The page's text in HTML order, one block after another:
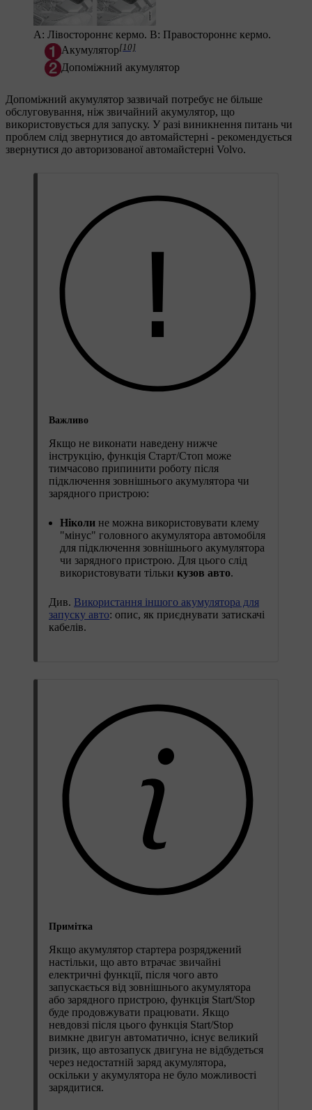
А: Лівостороннє кермо. В: Правостороннє кермо.
Акумулятор[10]
Допоміжний акумулятор
Допоміжний акумулятор зазвичай потребує не більше
обслуговування, ніж звичайний акумулятор, що
використовується для запуску. У разі виникнення питань чи
проблем слід звернутися до автомайстерні - рекомендується
звернутися до авторизованої автомайстерні Volvo.
Важливо
Якщо не виконати наведену нижче
інструкцію, функція Старт/Стоп може
тимчасово припинити роботу після
підключення зовнішнього акумулятора чи
зарядного пристрою:
Ніколи не можна використовувати клему
"мінус" головного акумулятора автомобіля
для підключення зовнішнього акумулятора
чи зарядного пристрою. Для цього слід
використовувати тільки кузов авто.
Див. Використання іншого акумулятора для
запуску авто: опис, як приєднувати затискачі
кабелів.
Примітка
Якщо акумулятор стартера розряджений
настільки, що авто втрачає звичайні
електричні функції, після чого авто
запускається від зовнішнього акумулятора
або зарядного пристрою, функція Start/Stop
буде продовжувати працювати. Якщо
невдовзі після цього функція Start/Stop
вимкне двигун автоматично, існує великий
ризик, що автозапуск двигуна не відбудеться
через недостатній заряд акумулятора,
оскільки у акумулятора не було можливості
зарядитися.